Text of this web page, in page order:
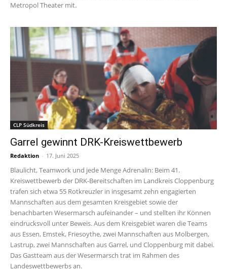
Metropol Theater mit.
CLP Südkreis
Garrel gewinnt DRK-Kreiswettbewerb
Redaktion - 17. Juni 2025
Blaulicht, Teamwork und jede Menge Adrenalin: Beim 41.
Kreiswettbewerb der DRK-Bereitschaften im Landkreis Cloppenburg
trafen sich etwa 55 Rotkreuzler in insgesamt zehn engagierten
Mannschaften aus dem gesamten Kreisgebiet sowie der
benachbarten Wesermarsch aufeinander – und stellten ihr Können
eindrucksvoll unter Beweis. Aus dem Kreisgebiet waren die Teams
aus Essen, Emstek, Friesoythe, zwei Mannschaften aus Molbergen,
Lastrup, zwei Mannschaften aus Garrel, und Cloppenburg mit dabei.
Das Gastteam aus der Wesermarsch trat im Rahmen des
Landeswettbewerbs an.